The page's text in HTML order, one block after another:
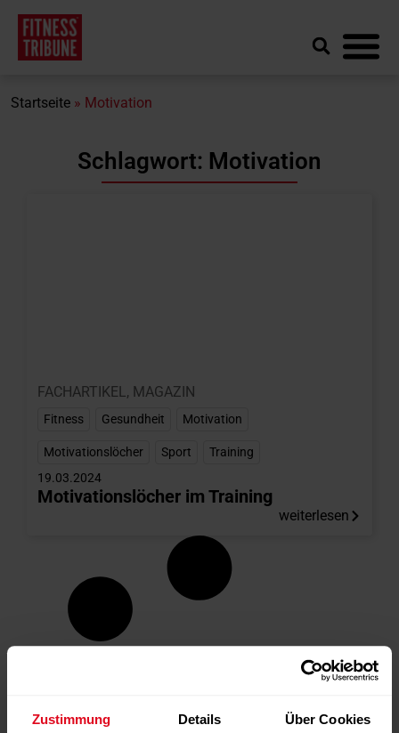
Zustimmung Details Über Cookies
Startseite » Motivation
Schlagwort: Motivation
FACHARTIKEL, MAGAZIN
Fitness Gesundheit Motivation
Motivationslöcher Sport
Training
19.03.2024
Motivationslöcher im Training
weiterlesen